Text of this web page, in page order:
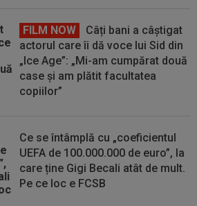
FILM NOW
Câți bani a câștigat
actorul care îi dă voce lui Sid din
„Ice Age”: „Mi-am cumpărat două
case și am plătit facultatea
copiilor”
Ce se întâmplă cu „coeficientul
UEFA de 100.000.000 de euro”, la
care ține Gigi Becali atât de mult.
Pe ce loc e FCSB